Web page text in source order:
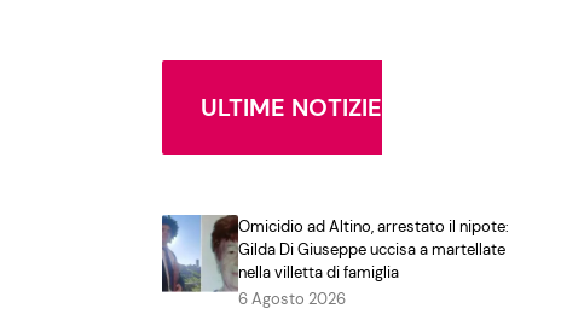
ULTIME NOTIZIE
Omicidio ad Altino, arrestato il nipote:
Gilda Di Giuseppe uccisa a martellate
nella villetta di famiglia
6 Agosto 2026